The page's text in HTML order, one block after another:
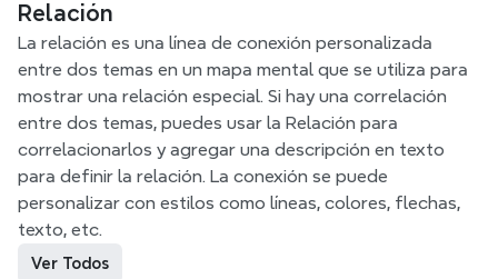
Relación
La relación es una línea de conexión personalizada
entre dos temas en un mapa mental que se utiliza para
mostrar una relación especial. Si hay una correlación
entre dos temas, puedes usar la Relación para
correlacionarlos y agregar una descripción en texto
para definir la relación. La conexión se puede
personalizar con estilos como líneas, colores, flechas,
texto, etc.
Ver Todos